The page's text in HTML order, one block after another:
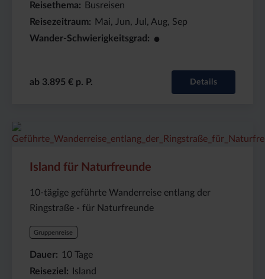
Reisethema
Busreisen
Reisezeitraum
Mai, Jun, Jul, Aug, Sep
Wander-Schwierigkeitsgrad
●
ab 3.895 € p. P. Details
Island für Naturfreunde
10-tägige geführte Wanderreise entlang der
Ringstraße - für Naturfreunde
Gruppenreise
Dauer 10 Tage
Reiseziel
Island
Preis
(ab):
4150
Dauer:
10
Reiseziel
Island